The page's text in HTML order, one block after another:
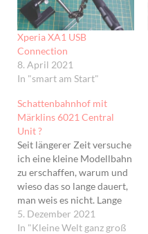
Xperia XA1 USB
Connection
8. April 2021
In "smart am Start"
Schattenbahnhof mit
Märklins 6021 Central
Unit ?
Seit längerer Zeit versuche
ich eine kleine Modellbahn
zu erschaffen, warum und
wieso das so lange dauert,
man weis es nicht. Lange
hab ich hin und her
überlegt, wie ich die Bahn
5. Dezember 2021
In "Kleine Welt ganz groß